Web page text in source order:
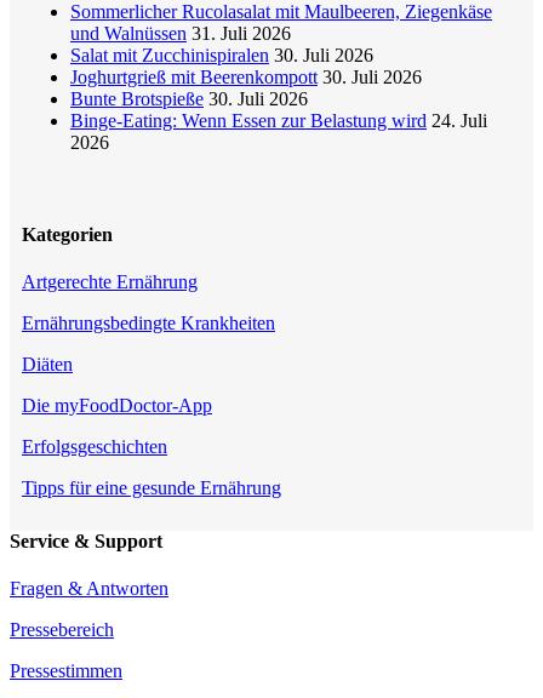
Sommerlicher Rucolasalat mit Maulbeeren, Ziegenkäse
und Walnüssen 31. Juli 2026
Salat mit Zucchinispiralen 30. Juli 2026
Joghurtgrieß mit Beerenkompott 30. Juli 2026
Bunte Brotspieße 30. Juli 2026
Binge-Eating: Wenn Essen zur Belastung wird 24. Juli
2026
Kategorien
Artgerechte Ernährung
Ernährungsbedingte Krankheiten
Diäten
Die myFoodDoctor-App
Erfolgsgeschichten
Tipps für eine gesunde Ernährung
Service & Support
Fragen & Antworten
Pressebereich
Pressestimmen